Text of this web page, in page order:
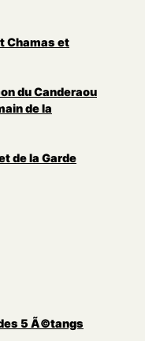
Chamas et
du Canderaou
de la
de la Garde
5 Ã©tangs